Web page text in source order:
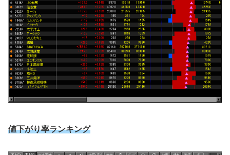
値下がり率ランキング